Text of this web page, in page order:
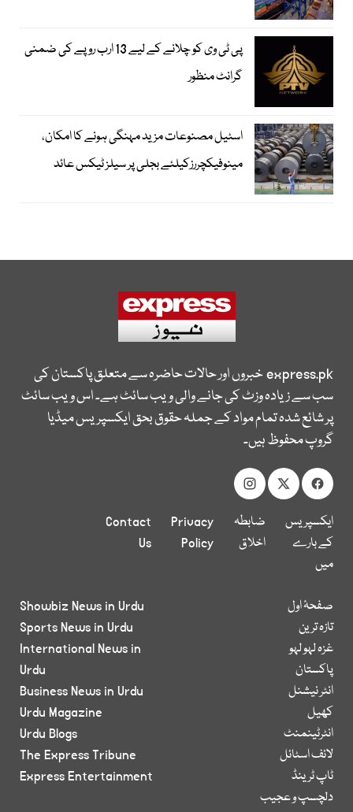
پی ٹی وی کو چلانے کے لیے 13 ارب روپے کی ضمنی
گرانٹ منظور
اسٹیل مصنوعات مزید مہنگی ہونے کا امکان،
مینوفیکچررزکیلئے بجلی پر سیلز ٹیکس عائد
express.pkخبروں اور حالات حاضرہ سے متعلق پاکستان کی
سب سے زیادہ وزٹ کی جانے والی ویب سائٹ ہے۔ اس ویب سائٹ
پر شائع شدہ تمام مواد کے جملہ حقوق بحق ایکسپریس میڈیا
گروپ محفوظ ہیں۔
ایکسپریس
کے بارے
میں
ضابطہ
اخلاق
Privacy
Policy
Contact
Us
صفحۂ اول
تازہ ترین
غزہ لہو لہو
پاکستان
انٹر نیشنل
کھیل
انٹرٹینمنٹ
لائف اسٹائل
ٹاپ ٹرینڈ
دلچسپ و عجیب
Showbiz News in Urdu
Sports News in Urdu
International News in
Urdu
Business News in Urdu
Urdu Magazine
Urdu Blogs
The Express Tribune
Express Entertainment